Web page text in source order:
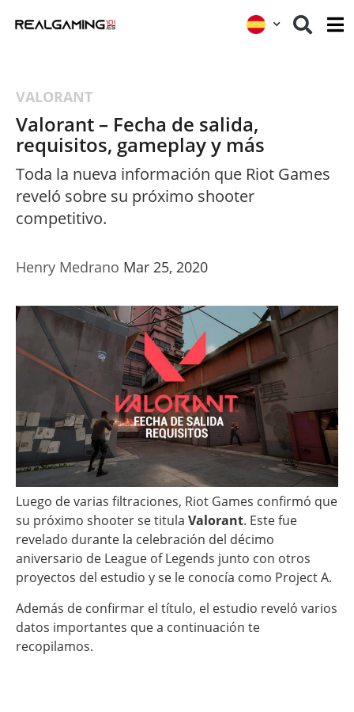
VALORANT
Valorant – Fecha de salida,
requisitos, gameplay y más
Toda la nueva información que Riot Games
reveló sobre su próximo shooter
competitivo.
Henry Medrano Mar 25, 2020
Luego de varias filtraciones, Riot Games confirmó que
su próximo shooter se titula Valorant. Este fue
revelado durante la celebración del décimo
aniversario de League of Legends junto con otros
proyectos del estudio y se le conocía como Project A.
Además de confirmar el título, el estudio reveló varios
datos importantes que a continuación te
recopilamos.